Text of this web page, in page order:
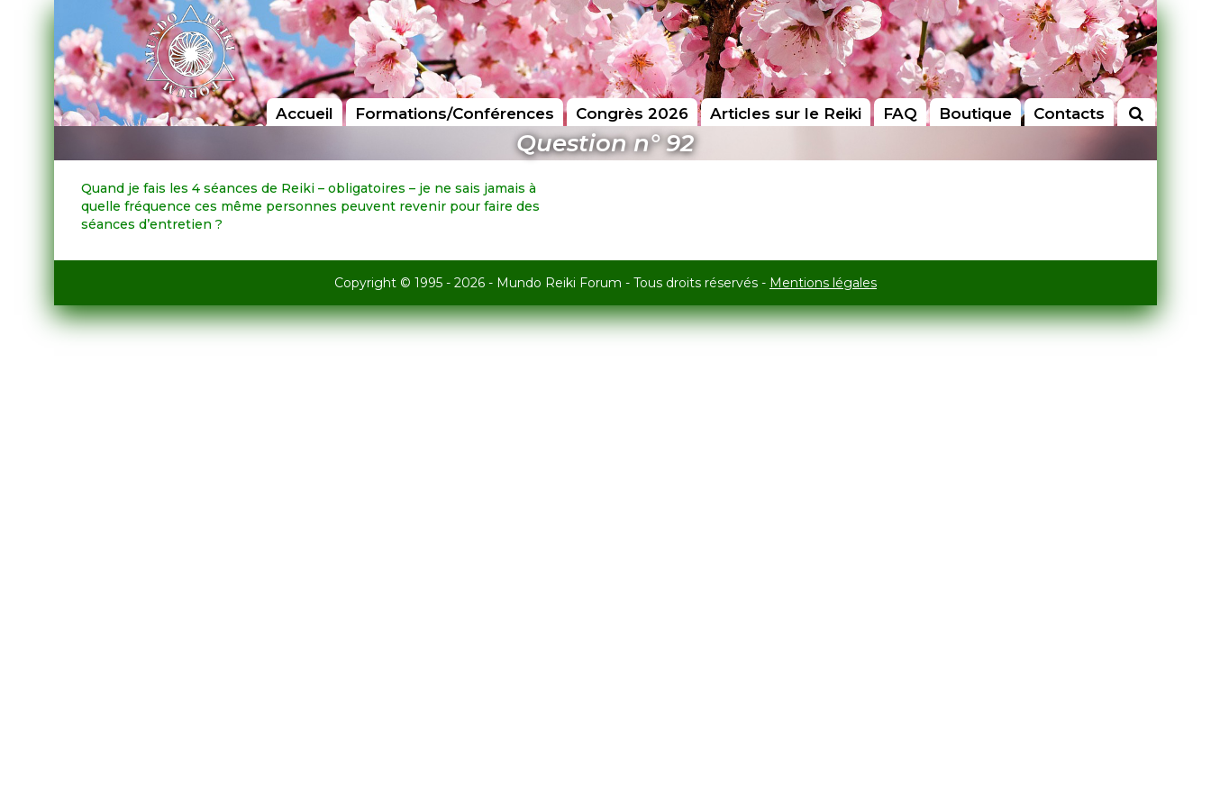
Accueil Formations/Conférences Congrès 2026 Articles sur le Reiki FAQ Boutique Contacts
Question n° 92
Quand je fais les 4 séances de Reiki – obligatoires – je ne sais jamais à
quelle fréquence ces même personnes peuvent revenir pour faire des
séances d’entretien ?
Copyright © 1995 - 2026 - Mundo Reiki Forum - Tous droits réservés - Mentions légales